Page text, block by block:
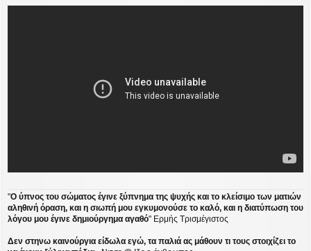
"Ο ύπνος του σώματος έγινε ξύπνημα της ψυχής και το κλείσιμο των ματιών
αληθινή όραση, και η σιωπή μου εγκυμονούσε το καλό, και η διατύπωση του
λόγου μου έγινε δημιούργημα αγαθό" Ερμής Τρισμέγιστος
Δεν στηνω καινούργια είδωλα εγώ, τα παλιά ας μάθουν τι τους στοιχίζει το